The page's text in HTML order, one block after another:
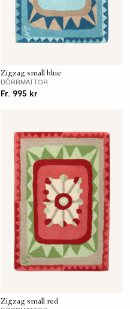
Zigzag small blue
DÖRRMATTOR
Fr. 995 kr
Zigzag small red